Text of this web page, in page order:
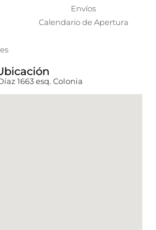
Envíos
Calendario de Apertura
1663 esq. Colonia